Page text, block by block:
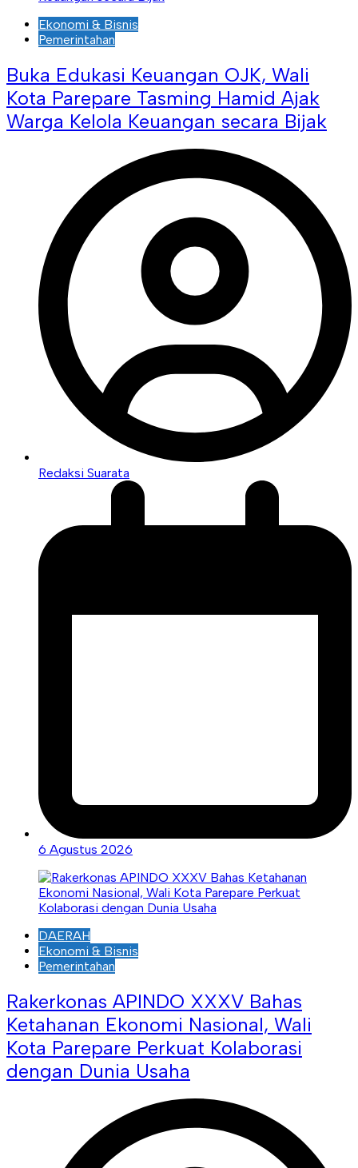
Ekonomi & Bisnis
Pemerintahan
Buka Edukasi Keuangan OJK, Wali
Kota Parepare Tasming Hamid Ajak
Warga Kelola Keuangan secara Bijak
Redaksi Suarata
6 Agustus 2026
DAERAH
Ekonomi & Bisnis
Pemerintahan
Rakerkonas APINDO XXXV Bahas
Ketahanan Ekonomi Nasional, Wali
Kota Parepare Perkuat Kolaborasi
dengan Dunia Usaha